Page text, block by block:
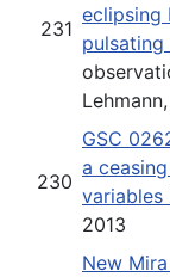
231
eclipsing
pulsating
230
GSC
a
variables
2013
New